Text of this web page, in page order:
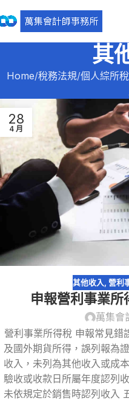
其
Home 稅務法規 個人綜所稅
28
4 月
其他收入 營利
申報營利事業所
萬集會
營利事業所得稅 申報常見錯
及國外期貨所得，誤列報為
收入，未列為其他收入或成
驗收或收款日所屬年度認列
未依規定於銷售時認列收入